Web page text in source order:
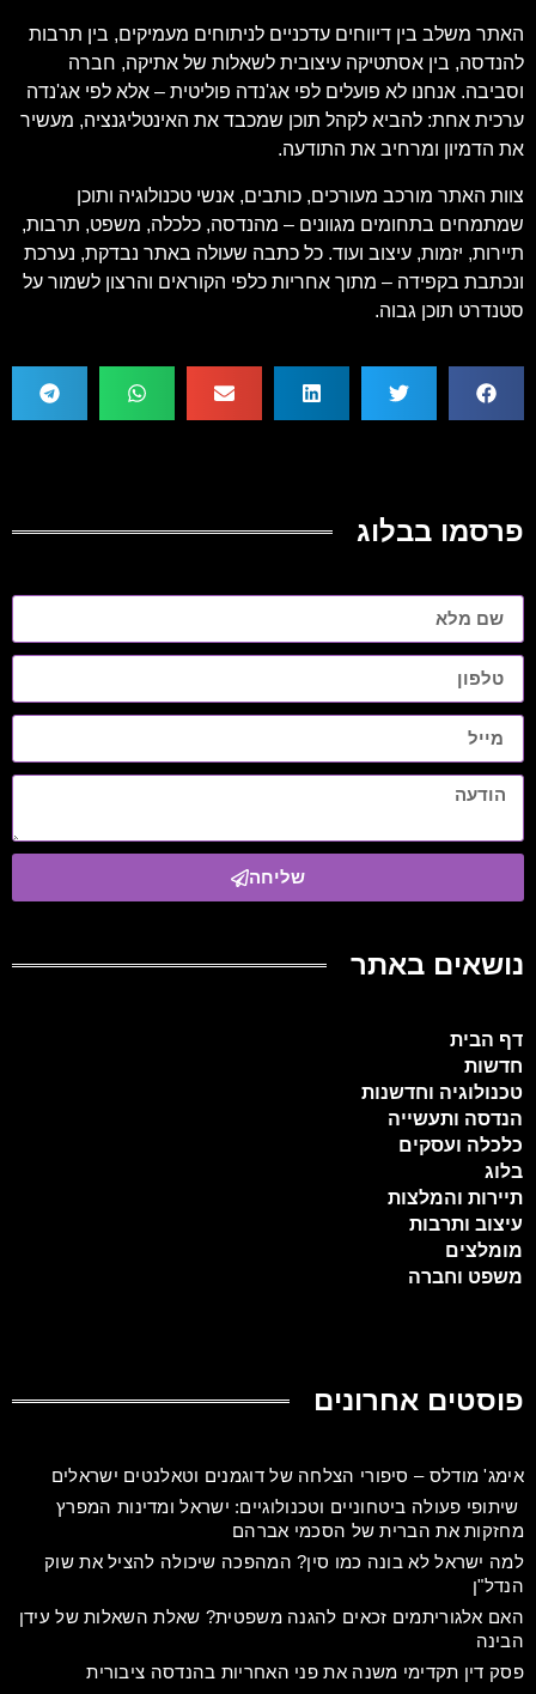
האתר משלב בין דיווחים עדכניים לניתוחים מעמיקים, בין תרבות
להנדסה, בין אסתטיקה עיצובית לשאלות של אתיקה, חברה
וסביבה. אנחנו לא פועלים לפי אג'נדה פוליטית – אלא לפי אג'נדה
ערכית אחת: להביא לקהל תוכן שמכבד את האינטליגנציה, מעשיר
את הדמיון ומרחיב את התודעה.
צוות האתר מורכב מעורכים, כותבים, אנשי טכנולוגיה ותוכן
שמתמחים בתחומים מגוונים – מהנדסה, כלכלה, משפט, תרבות,
תיירות, יזמות, עיצוב ועוד. כל כתבה שעולה באתר נבדקת, נערכת
ונכתבת בקפידה – מתוך אחריות כלפי הקוראים והרצון לשמור על
סטנדרט תוכן גבוה.
פרסמו בבלוג
שליחה
נושאים באתר
דף הבית
חדשות
טכנולוגיה וחדשנות
הנדסה ותעשייה
כלכלה ועסקים
בלוג
תיירות והמלצות
עיצוב ותרבות
מומלצים
משפט וחברה
פוסטים אחרונים
אימג' מודלס – סיפורי הצלחה של דוגמנים וטאלנטים ישראלים
שיתופי פעולה ביטחוניים וטכנולוגיים: ישראל ומדינות המפרץ
מחזקות את הברית של הסכמי אברהם
למה ישראל לא בונה כמו סין? המהפכה שיכולה להציל את שוק
הנדל"ן
האם אלגוריתמים זכאים להגנה משפטית? שאלת השאלות של עידן
הבינה
פסק דין תקדימי משנה את פני האחריות בהנדסה ציבורית